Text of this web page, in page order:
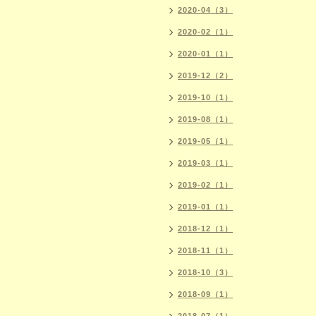
2020-04（3）
2020-02（1）
2020-01（1）
2019-12（2）
2019-10（1）
2019-08（1）
2019-05（1）
2019-03（1）
2019-02（1）
2019-01（1）
2018-12（1）
2018-11（1）
2018-10（3）
2018-09（1）